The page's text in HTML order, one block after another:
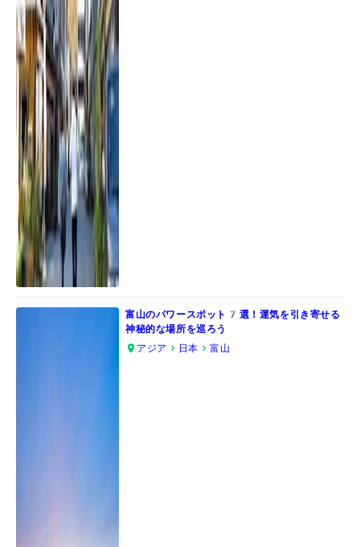
富山のパワースポット7選！運気を引き寄せる
神秘的な場所を巡ろう
アジア
日本 富山